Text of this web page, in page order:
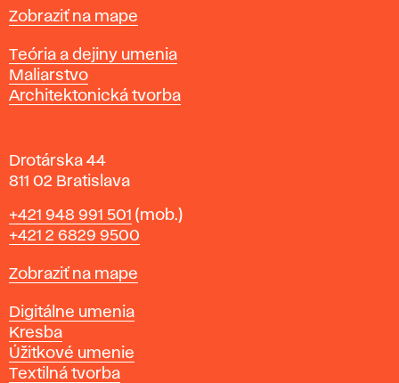
i
s
l
a
v
Mapa
Zobraziť na mape
Katedry
Teória a dejiny umenia
Maliarstvo
Architektonická tvorba
Drotárska 44
811 02 Bratislava
Telefón
+421 948 991 501 (mob.)
+421 2 6829 9500
Mapa
Zobraziť na mape
Katedry
Digitálne umenia
Kresba
Úžitkové umenie
Textilná tvorba